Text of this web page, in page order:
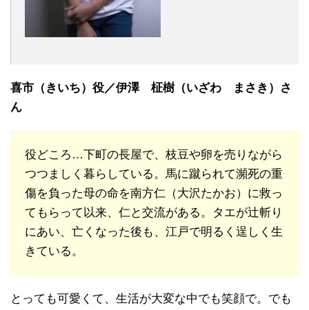
喜市（きいち）役／伊澤 柾樹（いざわ まさき）さ
ん
役どころ…下町の長屋で、枝豆や卵を売りながら
つつましく暮らしている。馬に蹴られて瀕死の重
傷を負った母の命を南方仁（大沢たかお）に救っ
てもらって以来、仁と交流がある。タエが辻斬り
にあい、亡くなった後も、江戸で明るく逞しく生
きている。
とっても可愛くて、生活が大変な中でも笑顔で。でも